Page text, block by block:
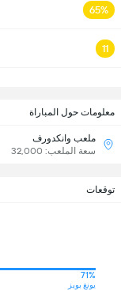
65%
11
معلومات حول المباراة
ملعب وانكدورف
سعة الملعب: 32,000
توقعات
71%
يونغ بويز